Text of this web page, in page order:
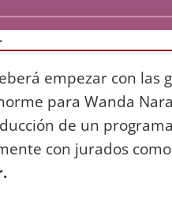
empezar con las
para Wanda
de un
con jurados como